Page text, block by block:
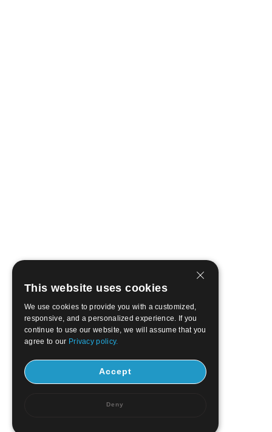
This website uses cookies
We use cookies to provide you with a customized,
responsive, and a personalized experience. If you
continue to use our website, we will assume that you
agree to our Privacy policy.
Accept
Deny